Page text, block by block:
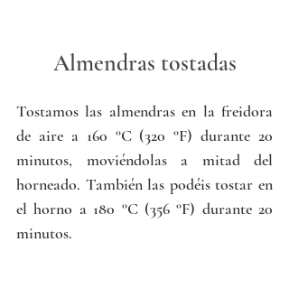
Almendras tostadas
Tostamos las almendras en la freidora
de aire a 160 °C (320 °F) durante 20
minutos, moviéndolas a mitad del
horneado. También las podéis tostar en
el horno a 180 °C (356 °F) durante 20
minutos.